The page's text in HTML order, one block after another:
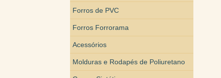
Forros de PVC
Forros Forrorama
Acessórios
Molduras e Rodapés de Poliuretano